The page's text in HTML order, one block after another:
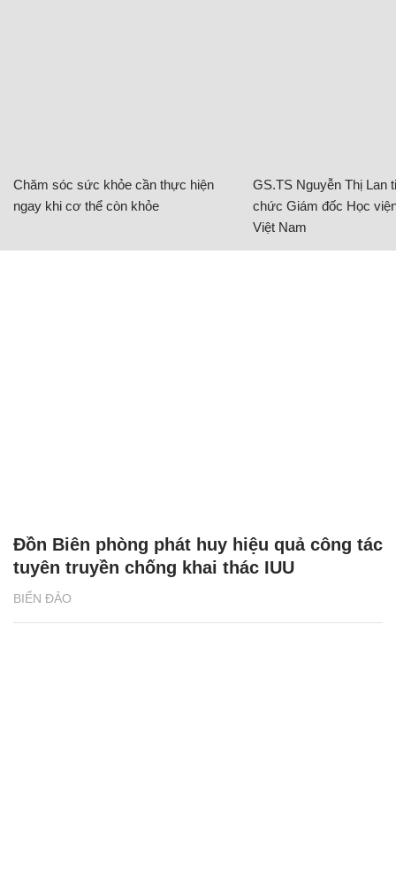
Chăm sóc sức khỏe cần thực hiện
ngay khi cơ thể còn khỏe
GS.TS Nguyễn Thị Lan
chức Giám đốc Học
Việt Nam
BIỂN ĐẢO
Đồn Biên phòng phát huy hiệu quả công tác
tuyên truyền chống khai thác IUU